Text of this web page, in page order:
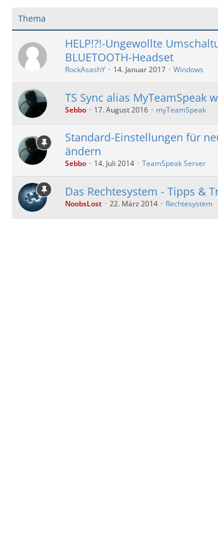
Thema
HELP!?!-Ungewollte
BLUETOOTH-Headset
RockAsashY 14. Januar 2017 Windows
TS Sync alias MyTeamSpeak
Sebbo 17. August 2016 myTeamSpeak
Standard-Einstellungen für
ändern
Sebbo 14. Juli 2014 TeamSpeak Server
Das Rechtesystem - Tipps &
NoobsLost 22. März 2014 Rechtesystem